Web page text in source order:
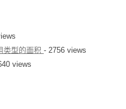
类型的面积 - 2756 views
views